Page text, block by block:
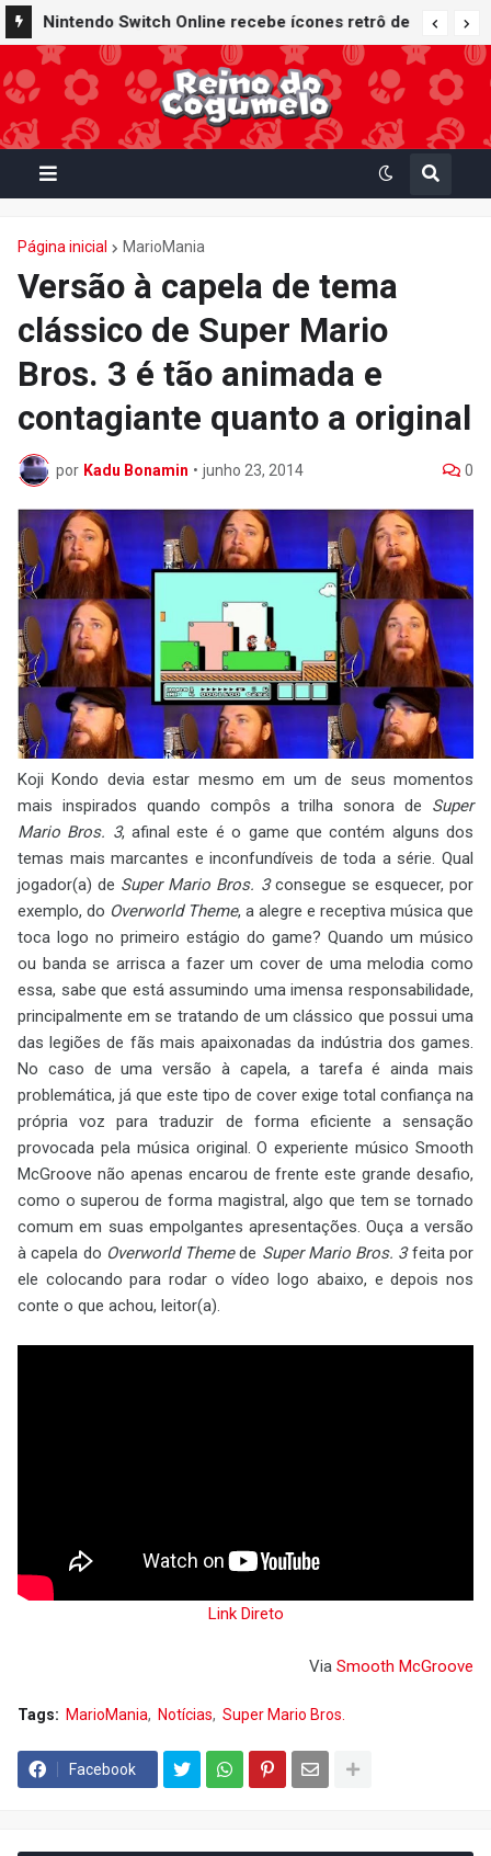
Nintendo Switch Online recebe ícones retrô de
Mario Paint (SNES) e Mario Kart: Super Circuit
(GBA)
Página inicial MarioMania
Versão à capela de tema
clássico de Super Mario
Bros. 3 é tão animada e
contagiante quanto a original
por Kadu Bonamin • junho 23, 2014 0
Koji Kondo devia estar mesmo em um de seus momentos
mais inspirados quando compôs a trilha sonora de Super
Mario Bros. 3, afinal este é o game que contém alguns dos
temas mais marcantes e inconfundíveis de toda a série. Qual
jogador(a) de Super Mario Bros. 3consegue se esquecer, por
exemplo, do Overworld Theme, a alegre e receptiva música que
toca logo no primeiro estágio do game? Quando um músico
ou banda se arrisca a fazer um cover de uma melodia como
essa, sabe que está assumindo uma imensa responsabilidade,
principalmente em se tratando de um clássico que possui uma
das legiões de fãs mais apaixonadas da indústria dos games.
No caso de uma versão à capela, a tarefa é ainda mais
problemática, já que este tipo de cover exige total confiança na
própria voz para traduzir de forma eficiente a sensação
provocada pela música original. O experiente músico Smooth
McGroove não apenas encarou de frente este grande desafio,
como o superou de forma magistral, algo que tem se tornado
comum em suas empolgantes apresentações. Ouça a versão
à capela do Overworld Themede Super Mario Bros. 3feita por
ele colocando para rodar o vídeo logo abaixo, e depois nos
conte o que achou, leitor(a).
Link Direto
Via Smooth McGroove
Tags: MarioMania Notícias Super Mario Bros.
Facebook